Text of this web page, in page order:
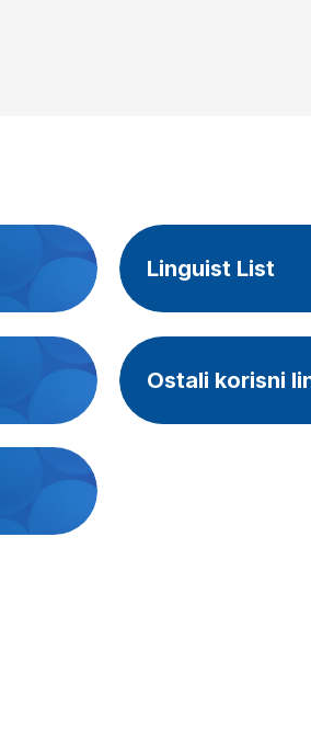
Linguist List
Ostali korisni